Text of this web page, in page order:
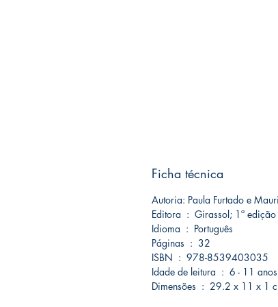
Ficha técnica
Autoria: Paula Furtado e
Editora ‏ : ‎ Girassol; 1ª
Idioma ‏ : ‎ Português
Páginas ‏ : ‎ 32
ISBN ‏ : ‎ 978-8539403035
Idade de leitura ‏ : ‎ 6 - 11 anos
Dimensões ‏ : ‎ 29.2 x 11 x 1